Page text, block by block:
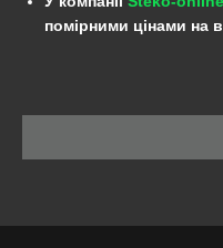
помірними цінами на